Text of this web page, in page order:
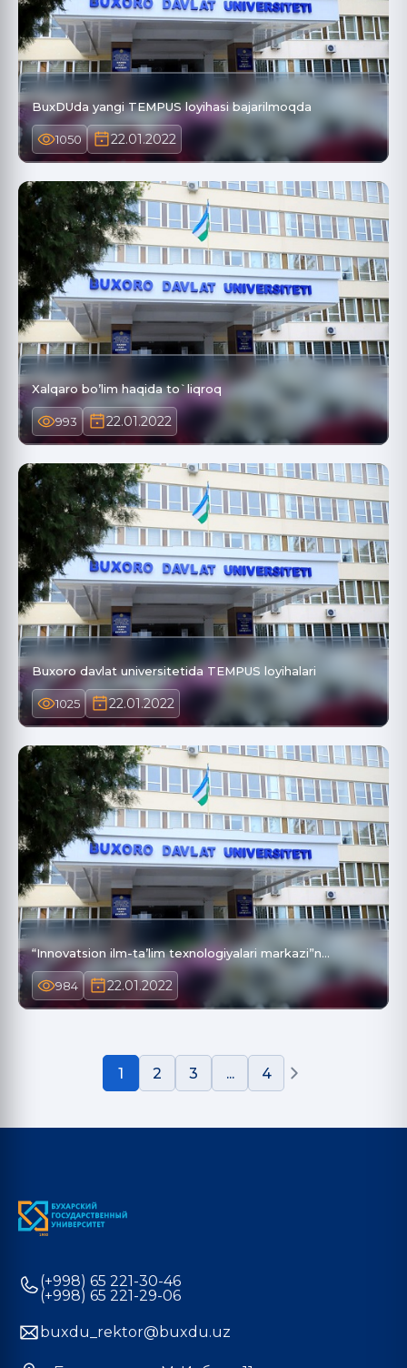
BuxDUda yangi TEMPUS loyihasi bajarilmoqda
1050 22.01.2022
Xalqaro bo’lim haqida to`liqroq
993 22.01.2022
Buxoro davlat universitetida TEMPUS loyihalari
1025 22.01.2022
“Innovatsion ilm-ta’lim texnologiyalari markazi”n…
984 22.01.2022
1 2 3 ... 4
(+998) 65 221-30-46
(+998) 65 221-29-06
buxdu_rektor@buxdu.uz